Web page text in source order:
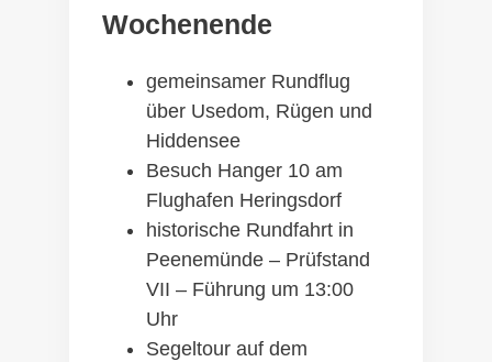
Wochenende
gemeinsamer Rundflug
über Usedom, Rügen und
Hiddensee
Besuch Hanger 10 am
Flughafen Heringsdorf
historische Rundfahrt in
Peenemünde – Prüfstand
VII – Führung um 13:00
Uhr
Segeltour auf dem